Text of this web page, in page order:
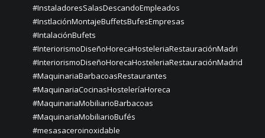
#InstaladoresSalasDescandoEmpleados
#InstlaciónMontajeBuffetsBufesEmpresas
#IntalaciónBufets
#InteriorismoDiseñoHorecaHosteleriaRestauraciónMadri
#InteriorismoDiseñoHorecaHosteleriaRestauraciónMadrid
#MaquinariaBarbacoasRestaurantes
#MaquinariaCocinasHosteleríaHoreca
#MaquinariaMobiliarioBarbacoas
#MaquinariaMobiliarioBufés
#mesasaceroinoxidable